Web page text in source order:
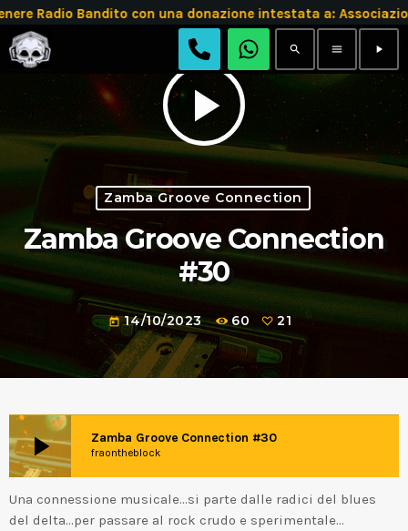
Radio Bandito con una donazione intestata a:
search menu play_arrow
play_arrow
Zamba Groove Connection
Zamba Groove Connection
#30
today 14/10/2023 60 21
play_arrow Zamba Groove Connection #30
fraontheblock
Una connessione musicale…si parte dalle radici del blues
del delta…per passare al rock crudo e sperimentale…